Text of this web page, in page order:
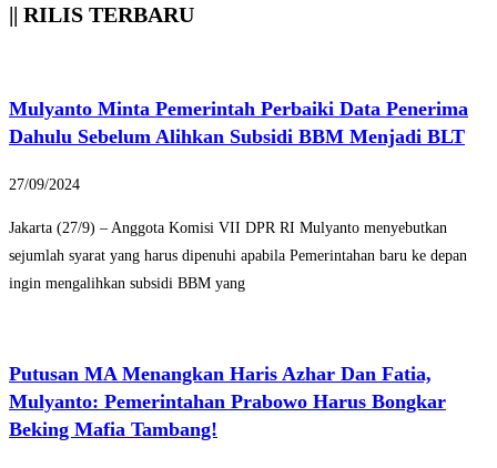
|| RILIS TERBARU
Mulyanto Minta Pemerintah Perbaiki Data Penerima
Dahulu Sebelum Alihkan Subsidi BBM Menjadi BLT
27/09/2024
Jakarta (27/9) – Anggota Komisi VII DPR RI Mulyanto menyebutkan
sejumlah syarat yang harus dipenuhi apabila Pemerintahan baru ke depan
ingin mengalihkan subsidi BBM yang
Putusan MA Menangkan Haris Azhar Dan Fatia,
Mulyanto: Pemerintahan Prabowo Harus Bongkar
Beking Mafia Tambang!